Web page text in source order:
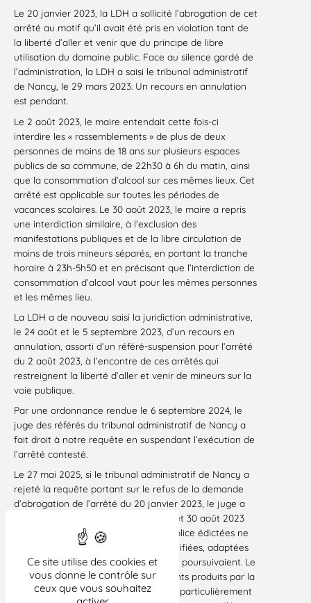
Ce site utilise des cookies et
vous donne le contrôle sur
ceux que vous souhaitez
Le 20 janvier 2023, la LDH a sollicité l’abrogation de cet
arrêté au motif qu’il avait été pris en violation tant de
la liberté d’aller et venir que du principe de libre
utilisation du domaine public. Face au silence gardé de
l’administration, la LDH a saisi le tribunal administratif
de Nancy, le 29 mars 2023. Un recours en annulation
est pendant.
Le 2 août 2023, le maire entendait cette fois-ci
interdire les « rassemblements » de plus de deux
personnes de moins de 18 ans sur plusieurs espaces
publics de sa commune, de 22h30 à 6h du matin, ainsi
que la consommation d’alcool sur ces mêmes lieux. Cet
arrêté est applicable sur toutes les périodes de
vacances scolaires. Le 30 août 2023, le maire a repris
une interdiction similaire, à l’exclusion des
manifestations publiques et de la libre circulation de
moins de trois mineurs séparés, en portant la tranche
horaire à 23h-5h50 et en précisant que l’interdiction de
consommation d’alcool vaut pour les mêmes personnes
et les mêmes lieu.
La LDH a de nouveau saisi la juridiction administrative,
le 24 août et le 5 septembre 2023, d’un recours en
annulation, assorti d’un référé-suspension pour l’arrêté
du 2 août 2023, à l’encontre de ces arrêtés qui
restreignent la liberté d’aller et venir de mineurs sur la
voie publique.
Par une ordonnance rendue le 6 septembre 2024, le
juge des référés du tribunal administratif de Nancy a
fait droit à notre requête en suspendant l’exécution de
l’arrêté contesté.
Le 27 mai 2025, si le tribunal administratif de Nancy a
rejeté la requête portant sur le refus de la demande
d’abrogation de l’arrêté du 20 janvier 2023, le juge a
en revanche annulé les arrêtés du 2 et 30 août 2023
en considérant que les mesures de police édictées ne
pouvaient être regardées comme justifiées, adaptées
et proportionnées à la finalité qu’elles poursuivaient. Le
juge a retenu en effet que les éléments produits par la
mairie ne présentaient pas un niveau particulièrement